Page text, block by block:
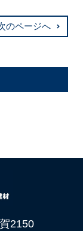
のページへ
2150